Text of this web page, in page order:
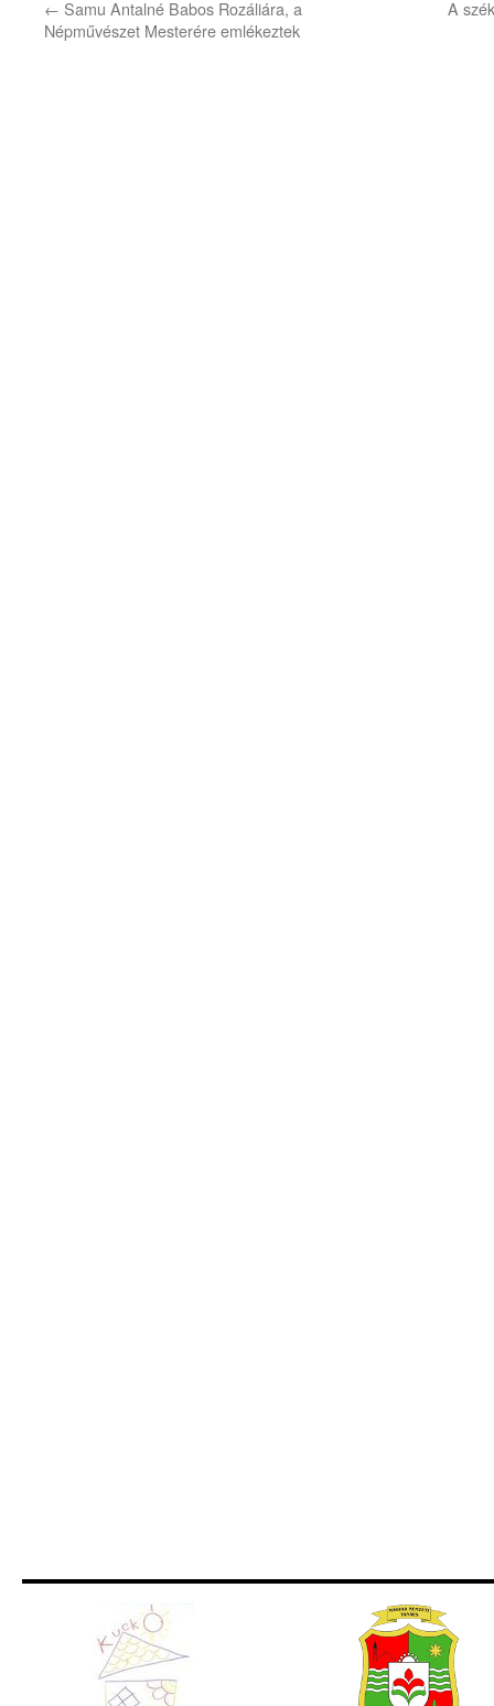
← Samu Antalné Babos Rozáliára, a
Népművészet Mesterére emlékeztek
A